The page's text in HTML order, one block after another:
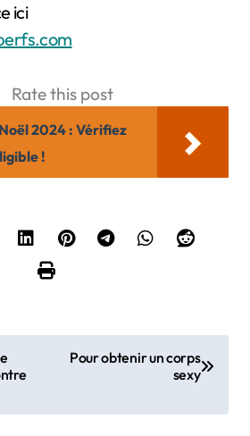
ici
Rate this post
2024 : Vérifiez
!
Pour obtenir un corps
sexy